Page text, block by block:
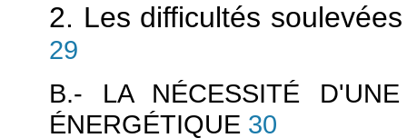
2. Les difficultés
29
B.- LA NÉCESSITÉ
ÉNERGÉTIQUE 30